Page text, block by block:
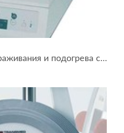
Аппарат для размораживания и подогрева стволовых клеток SAHARA TSC